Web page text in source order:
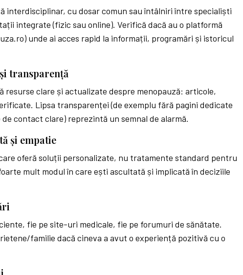
interdisciplinar, cu dosar comun sau întâlniri între specialiști
integrate (fizic sau online). Verifică dacă au o platformă
unde ai acces rapid la informații, programări și istoricul
transparență
resurse clare și actualizate despre menopauză: articole,
Lipsa transparenței (de exemplu fără pagini dedicate
contact clare) reprezintă un semnal de alarmă.
și empatie
oferă soluții personalizate, nu tratamente standard pentru
mult modul în care ești ascultată și implicată în deciziile
fie pe site-uri medicale, fie pe forumuri de sănătate.
familie dacă cineva a avut o experiență pozitivă cu o